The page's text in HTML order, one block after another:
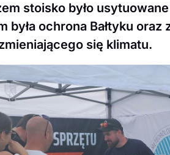
stoisko było
była ochrona Bałtyku oraz
się klimatu.